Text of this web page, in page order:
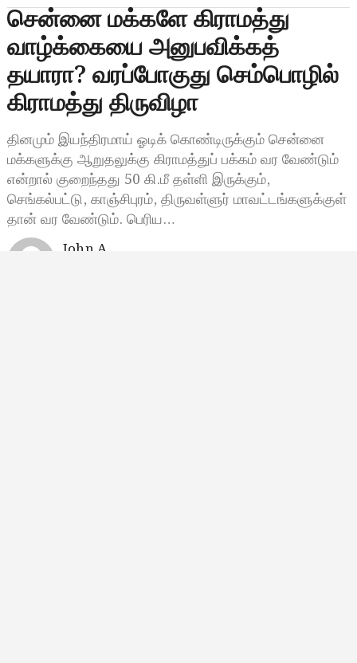
சென்னை மக்களே கிராமத்து
வாழ்க்கையை அனுபவிக்கத்
தயாரா? வரப்போகுது செம்பொழில்
கிராமத்து திருவிழா
தினமும் இயந்திரமாய் ஓடிக் கொண்டிருக்கும் சென்னை
மக்களுக்கு ஆறுதலுக்கு கிராமத்துப் பக்கம் வர வேண்டும்
என்றால் குறைந்தது 50 கி.மீ தள்ளி இருக்கும்,
செங்கல்பட்டு, காஞ்சிபுரம், திருவள்ளுர் மாவட்டங்களுக்குள்
தான் வர வேண்டும். பெரிய…
John A